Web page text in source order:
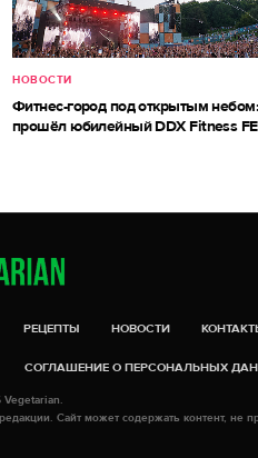
НОВОСТИ
Фитнес-город под открытым
прошёл юбилейный DDX Fitness
РЕЦЕПТЫ НОВОСТИ
СОГЛАШЕНИЕ О ПЕРСОНАЛЬНЫХ
Сайт может содержать контент, не